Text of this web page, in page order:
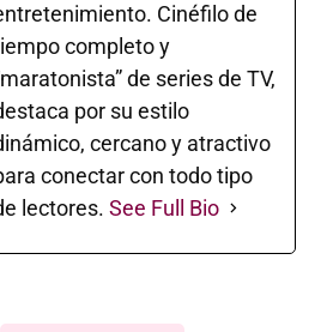
Cinéfilo de
completo y
de series de TV,
por su estilo
cercano y atractivo
conectar con todo tipo
lectores. See Full Bio